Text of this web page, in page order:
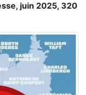
juin 2025, 320